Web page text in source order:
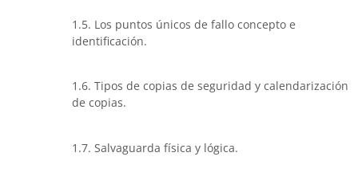
1.5. Los puntos únicos de fallo concepto e
identificación.
1.6. Tipos de copias de seguridad y calendarización
de copias.
1.7. Salvaguarda física y lógica.